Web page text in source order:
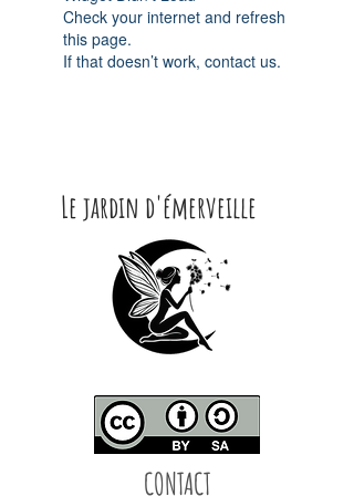
Check your internet and refresh
this page.
If that doesn’t work, contact us.
Le jardin d'émerveille
CONTACT